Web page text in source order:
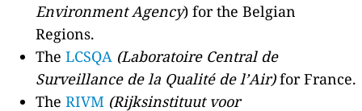
Environment Agency) for the Belgian
Regions.
TheLCSQA (Laboratoire Central de
Surveillance de la Qualité de l’Air)for France.
TheRIVM (Rijksinstituut voor